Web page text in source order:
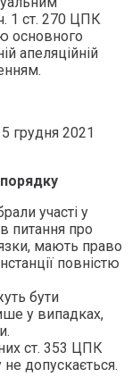
1 ст. 270 ЦПК
основного
апеляційній
грудня 2021
участі у
питання про
мають право
повністю
бути
у випадках,
ст. 353 ЦПК
допускається.